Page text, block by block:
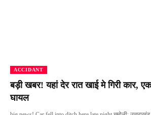
ACCIDANT
बड़ी खबर! यहां देर रात खाई मे गिरी कार,
घायल